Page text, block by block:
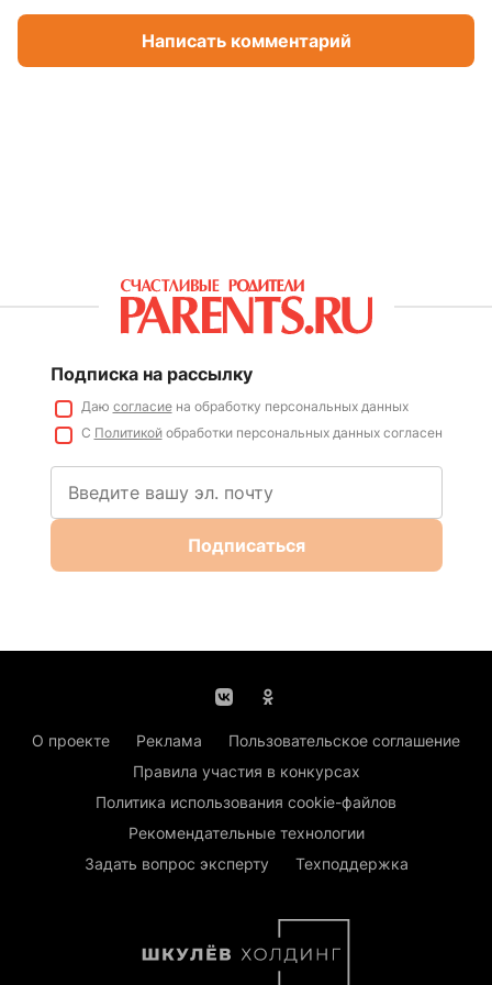
Написать комментарий
Подписка на рассылку
Даю согласиена обработку персональных данных
С Политикойобработки персональных данных согласен
Подписаться
О проекте Реклама
Пользовательское соглашение
Правила участия в конкурсах
Политика использования cookie-файлов
Рекомендательные технологии
Задать вопрос эксперту
Техподдержка